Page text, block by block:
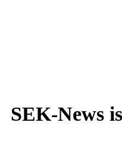
SEK-News